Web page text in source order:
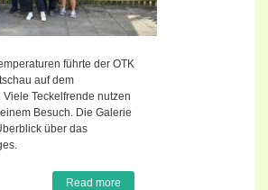
führte der OTK
auf dem
Teckelfrende nutzen
Besuch. Die Galerie
über das
Read more